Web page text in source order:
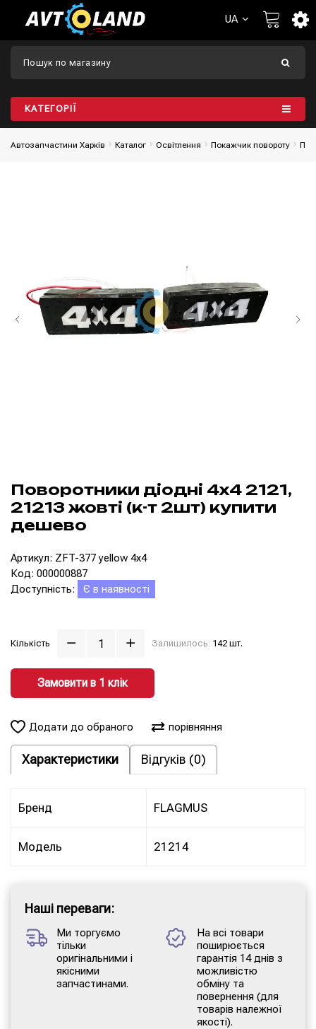
UA
КАТЕГОРІЇ
Автозапчастини Харків Каталог Освітлення Покажчик повороту
Поворотники діодні 4x4 2121,
21213 жовті (к-т 2шт) купити
дешево
Артикул: ZFT-377 yellow 4x4
Код: 000000887
Доступність:
Є в наявності
Кількість Залишилось: 142 шт.
Замовити в 1 клiк
Додати до обраного порівняння
Характеристики Відгуків (0)
Бренд FLAGMUS
Модель 21214
Наші переваги:
Ми торгуємо
тільки
оригінальними і
якісними
запчастинами.
На всі товари
поширюється
гарантія 14 днів з
можливістю
обміну та
повернення (для
товарів належної
якості).